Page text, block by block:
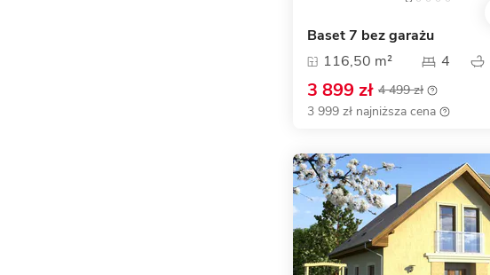
Baset 7 bez garażu
116,50 m²
4
3 899 zł 4 499 zł
3 999 zł najniższa cena